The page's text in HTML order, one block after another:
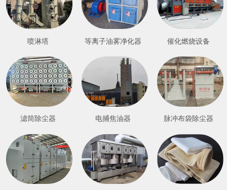
喷淋塔 等离子油雾净化器 催化燃烧设备
滤筒除尘器 电捕焦油器 脉冲布袋除尘器